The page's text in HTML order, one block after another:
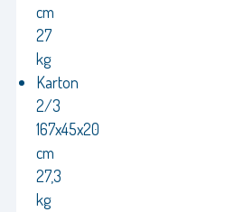
cm
27
kg
Karton
2/3
167x45x20
cm
27,3
kg